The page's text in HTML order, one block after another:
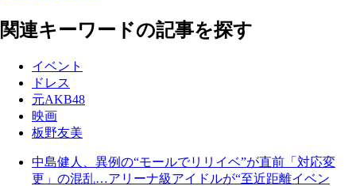
関連キーワードの記事を探す
イベント
ドレス
元AKB48
映画
板野友美
中島健人、異例の“モールでリリイベ”が直前「対応変
更」の混乱…アリーナ級アイドルが“至近距離イベン